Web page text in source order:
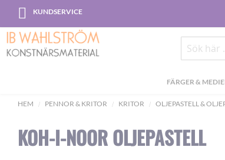
KUNDSERVICESkip
Content
Sök
FÄRGER &
HEM PENNOR & KRITOR KRITOR OLJEPASTELL &
KOH-I-NOOR OLJEPASTELL